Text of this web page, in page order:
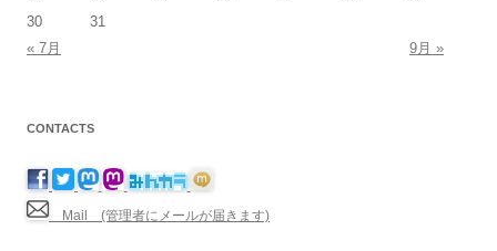
30
31
« 7月
9月 »
CONTACTS
Mail (管理者にメールが届きます)